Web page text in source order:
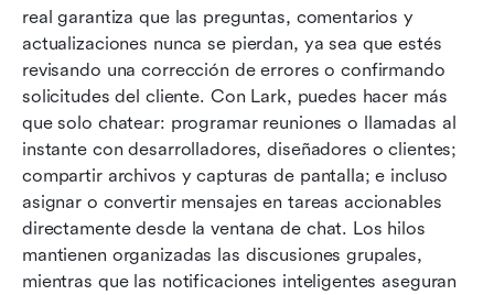
real garantiza que las preguntas, comentarios y
actualizaciones nunca se pierdan, ya sea que estés
revisando una corrección de errores o confirmando
solicitudes del cliente. Con Lark, puedes hacer más
que solo chatear: programar reuniones o llamadas al
instante con desarrolladores, diseñadores o clientes;
compartir archivos y capturas de pantalla; e incluso
asignar o convertir mensajes en tareas accionables
directamente desde la ventana de chat. Los hilos
mantienen organizadas las discusiones grupales,
mientras que las notificaciones inteligentes aseguran